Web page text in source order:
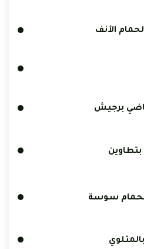
الأنف
برجيش
بتطاوين
بحمام سوسة